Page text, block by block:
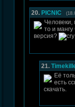
20. PICNIC
то и
версия?
21.
Её
есть
скачать.